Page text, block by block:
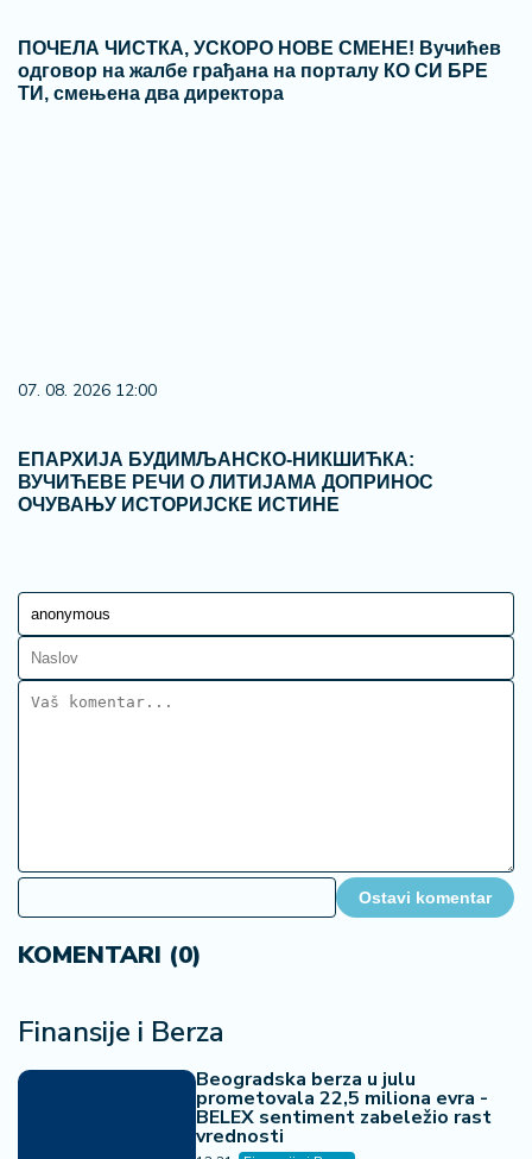
ПОЧЕЛА ЧИСТКА, УСКОРО НОВЕ СМЕНЕ! Вучићев
одговор на жалбе грађана на порталу КО СИ БРЕ
ТИ, смењена два директора
07. 08. 2026 12:00
ЕПАРХИЈА БУДИМЉАНСКО-НИКШИЋКА:
ВУЧИЋЕВЕ РЕЧИ О ЛИТИЈАМА ДОПРИНОС
ОЧУВАЊУ ИСТОРИЈСКЕ ИСТИНЕ
Ostavi komentar
KOMENTARI (0)
Finansije i Berza
Beogradska berza u julu
prometovala 22,5 miliona evra -
BELEX sentiment zabeležio rast
vrednosti